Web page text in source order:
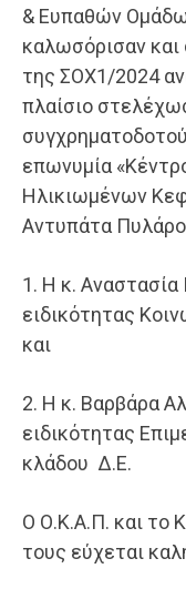
& Ευπαθών
καλωσόρισαν και
της ΣΟΧ1/2024
πλαίσιο
επωνυμία
Ηλικιωμένων
Αντυπάτα
1. Η κ. Αναστασία
ειδικότητας
και
2. Η κ. Βαρβάρα
ειδικότητας
κλάδου Δ.Ε.
Ο Ο.Κ.Α.Π. και το
τους εύχεται